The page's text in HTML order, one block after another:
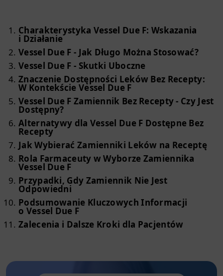
Charakterystyka Vessel Due F: Wskazania
i Działanie
Vessel Due F - Jak Długo Można Stosować?
Vessel Due F - Skutki Uboczne
Znaczenie Dostępności Leków Bez Recepty:
W Kontekście Vessel Due F
Vessel Due F Zamiennik Bez Recepty - Czy Jest
Dostępny?
Alternatywy dla Vessel Due F Dostępne Bez
Recepty
Jak Wybierać Zamienniki Leków na Receptę
Rola Farmaceuty w Wyborze Zamiennika
Vessel Due F
Przypadki, Gdy Zamiennik Nie Jest
Odpowiedni
Podsumowanie Kluczowych Informacji
o Vessel Due F
Zalecenia i Dalsze Kroki dla Pacjentów